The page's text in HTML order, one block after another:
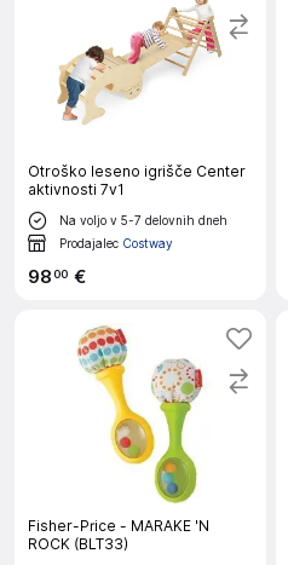
Otroško leseno igrišče Center
aktivnosti 7v1
Na voljo v 5-7 delovnih dneh
Prodajalec Costway
9800 €
Fisher-Price - MARAKE 'N
ROCK (BLT33)